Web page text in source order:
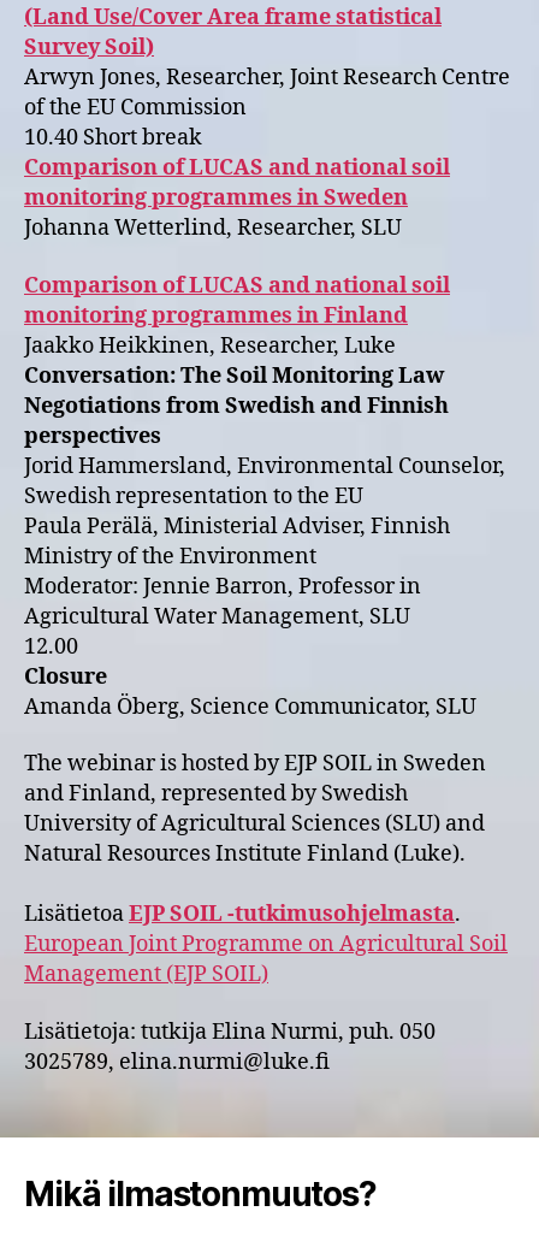
(Land Use/Cover Area frame statistical
Survey Soil)
Arwyn Jones, Researcher, Joint Research Centre
of the EU Commission
10.40 Short break
Comparison of LUCAS and national soil
monitoring programmes in Sweden
Johanna Wetterlind, Researcher, SLU
Comparison of LUCAS and national soil
monitoring programmes in Finland
Jaakko Heikkinen, Researcher, Luke
Conversation: The Soil Monitoring Law
Negotiations from Swedish and Finnish
perspectives
Jorid Hammersland, Environmental Counselor,
Swedish representation to the EU
Paula Perälä, Ministerial Adviser, Finnish
Ministry of the Environment
Moderator: Jennie Barron, Professor in
Agricultural Water Management, SLU
12.00
Closure
Amanda Öberg, Science Communicator, SLU
The webinar is hosted by EJP SOIL in Sweden
and Finland, represented by Swedish
University of Agricultural Sciences (SLU) and
Natural Resources Institute Finland (Luke).
LisätietoaEJP SOIL -tutkimusohjelmasta.
European Joint Programme on Agricultural Soil
Management (EJP SOIL)
Lisätietoja: tutkija Elina Nurmi, puh. 050
3025789, elina.nurmi@luke.fi
Mikä ilmastonmuutos?